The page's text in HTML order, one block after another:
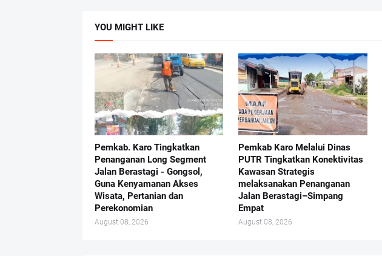
YOU MIGHT LIKE
Pemkab. Karo Tingkatkan
Penanganan Long Segment
Jalan Berastagi - Gongsol,
Guna Kenyamanan Akses
Wisata, Pertanian dan
Perekonomian
August 08, 2026
Pemkab Karo Melalui Dinas
PUTR Tingkatkan Konektivitas
Kawasan Strategis
melaksanakan Penanganan
Jalan Berastagi–Simpang
Empat
August 08, 2026